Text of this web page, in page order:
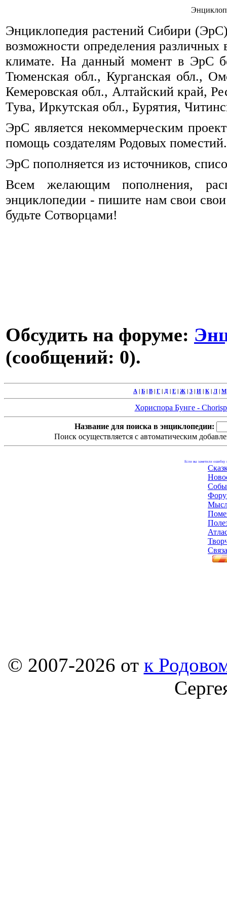
Энциклопедия растений Сибири (ЭрС)
возможности определения
климате. На данный момент в ЭрС
Тюменская обл., Курганская обл.,
Кемеровская обл., Алтайский край,
Тува, Иркутская обл., Бурятия,
ЭрС является некоммерческим
помощь создателям Родовых поместий.
ЭрС пополняется из источников,
Всем желающим пополнения,
энциклопедии - пишите нам свои
будьте Сотворцами!
Обсудить на форуме:
(сообщений: 0).
А | Б | В | Г | Д | Е | Ж | З | И | К | Л | М
Хориспора Бунге -
Название для поиска в энциклопедии:
Поиск осуществляется с автоматическим
Если вы заметили ошибку
© 2007-2026 от к